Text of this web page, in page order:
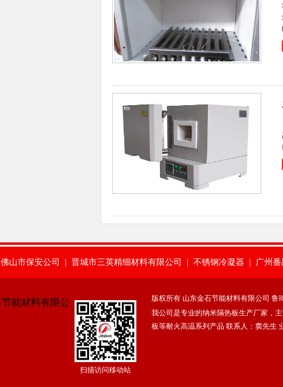
佛山市保安公司 晋城市三英精细材料有限公司 不锈钢冷凝器 广州番
武汉市保安服务有限公司 山东除氟剂 | 陶瓷纤维
东莞常平保安公司 | 东莞横沥保安公司 | 佛山保安服务公司 东莞
广东得安保安服务有限公司中山分公司
扫描访问移动站
版权所有 山东金石节能材料有限公司 鲁
我公司是专业的纳米隔热板生产厂家，
板等耐火高温系列产品 联系人：窦先生